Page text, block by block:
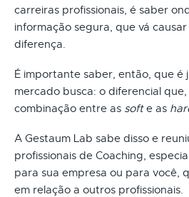
carreiras profissionais, é saber
informação segura, que vá
diferença.
É importante saber, então, que é
mercado busca: o diferencial
combinação entre as softe as
A Gestaum Lab sabe disso e
profissionais de Coaching,
para sua empresa ou para você,
em relação a outros profissionais.